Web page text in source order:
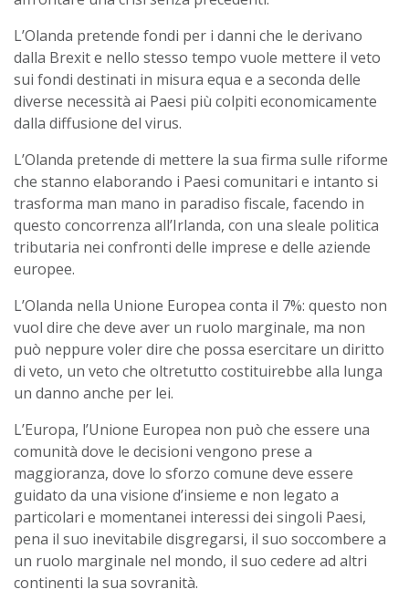
L’Olanda pretende fondi per i danni che le derivano
dalla Brexit e nello stesso tempo vuole mettere il veto
sui fondi destinati in misura equa e a seconda delle
diverse necessità ai Paesi più colpiti economicamente
dalla diffusione del virus.
L’Olanda pretende di mettere la sua firma sulle riforme
che stanno elaborando i Paesi comunitari e intanto si
trasforma man mano in paradiso fiscale, facendo in
questo concorrenza all’Irlanda, con una sleale politica
tributaria nei confronti delle imprese e delle aziende
europee.
L’Olanda nella Unione Europea conta il 7%: questo non
vuol dire che deve aver un ruolo marginale, ma non
può neppure voler dire che possa esercitare un diritto
di veto, un veto che oltretutto costituirebbe alla lunga
un danno anche per lei.
L’Europa, l’Unione Europea non può che essere una
comunità dove le decisioni vengono prese a
maggioranza, dove lo sforzo comune deve essere
guidato da una visione d’insieme e non legato a
particolari e momentanei interessi dei singoli Paesi,
pena il suo inevitabile disgregarsi, il suo soccombere a
un ruolo marginale nel mondo, il suo cedere ad altri
continenti la sua sovranità.